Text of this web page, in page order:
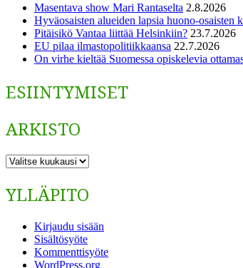
Masentava show Mari Rantaselta 2.8.2026
Hyväosaisten alueiden lapsia huono-osaisten
Pitäisikö Vantaa liittää Helsinkiin? 23.7.2026
EU pilaa ilmastopolitiikkaansa 22.7.2026
On virhe kieltää Suomessa opiskelevia
ESIINTYMISET
ARKISTO
ARKISTO
YLLÄPITO
Kirjaudu sisään
Sisältösyöte
Kommenttisyöte
WordPress.org